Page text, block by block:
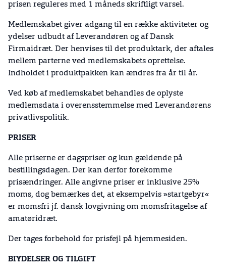
prisen reguleres med 1 måneds skriftligt varsel.
Medlemskabet giver adgang til en række aktiviteter og
ydelser udbudt af Leverandøren og af Dansk
Firmaidræt. Der henvises til det produktark, der aftales
mellem parterne ved medlemskabets oprettelse.
Indholdet i produktpakken kan ændres fra år til år.
Ved køb af medlemskabet behandles de oplyste
medlemsdata i overensstemmelse med Leverandørens
privatlivspolitik.
PRISER
Alle priserne er dagspriser og kun gældende på
bestillingsdagen. Der kan derfor forekomme
prisændringer. Alle angivne priser er inklusive 25%
moms, dog bemærkes det, at eksempelvis »startgebyr«
er momsfri jf. dansk lovgivning om momsfritagelse af
amatøridræt.
Der tages forbehold for prisfejl på hjemmesiden.
BIYDELSER OG TILGIFT